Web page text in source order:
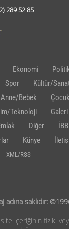
289 52 85
Ekonomi
Spor
Kültür/
Bebek
Teknoloji Galeri
Diğer İBB
Künye
XML/RSS
adına saklıdır:
site içeriğinin fiziki